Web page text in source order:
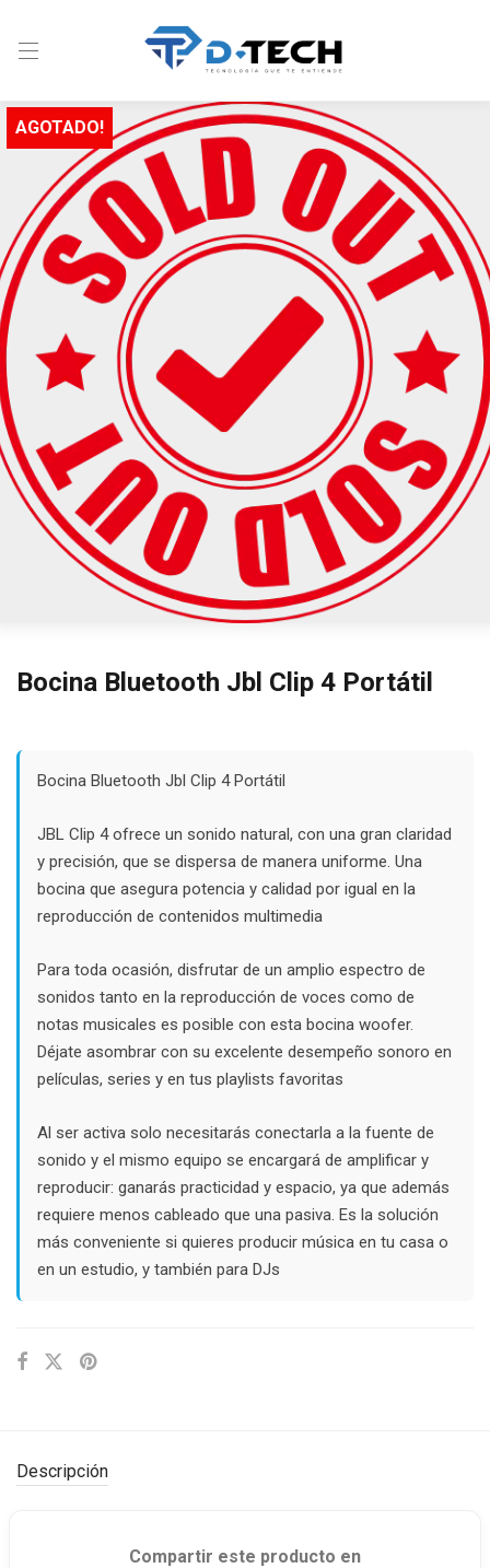
AGOTADO!
Bocina Bluetooth Jbl Clip 4 Portátil
Bocina Bluetooth Jbl Clip 4 Portátil
JBL Clip 4 ofrece un sonido natural, con una gran claridad
y precisión, que se dispersa de manera uniforme. Una
bocina que asegura potencia y calidad por igual en la
reproducción de contenidos multimedia
Para toda ocasión, disfrutar de un amplio espectro de
sonidos tanto en la reproducción de voces como de
notas musicales es posible con esta bocina woofer.
Déjate asombrar con su excelente desempeño sonoro en
películas, series y en tus playlists favoritas
Al ser activa solo necesitarás conectarla a la fuente de
sonido y el mismo equipo se encargará de amplificar y
reproducir: ganarás practicidad y espacio, ya que además
requiere menos cableado que una pasiva. Es la solución
más conveniente si quieres producir música en tu casa o
en un estudio, y también para DJs
Descripción
Compartir este producto en